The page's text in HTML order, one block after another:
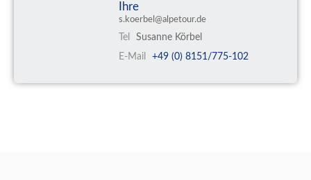
Ihre
s.koerbel@alpetour.de
Tel
Susanne Körbel
E-Mail
+49 (0) 8151/775-102